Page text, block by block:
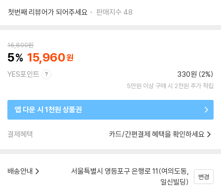
첫번째 리뷰어가 되어주세요
판매지수 48
16,800원
5 15,960
YES포인트 330원 (2%)
5만원 이상 구매 시 2천원 추가 적립
앱 다운 시 1천원 상품권
결제혜택 카드/간편결제 혜택을 확인하세요
배송안내
서울특별시 영등포구 은행로 11(여의도동,
일신빌딩)
변경